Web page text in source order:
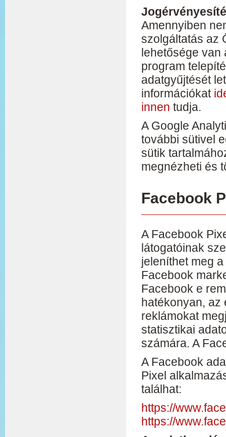
Amennyiben
szolgáltatás az
lehetősége van
program
adatgyűjtését
információkat
innen tudja.
A Google
további sütivel
sütik
megnézheti és
Facebook
A Facebook
látogatóinak
jeleníthet meg
Facebook
Facebook e
hatékonyan, az
reklámokat
statisztikai
számára. A
A Facebook
Pixel
találhat:
https://
https://